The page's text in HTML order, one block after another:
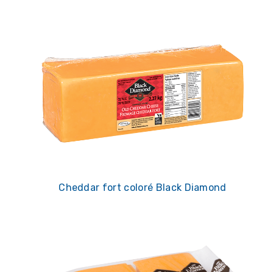
Cheddar fort coloré Black Diamond